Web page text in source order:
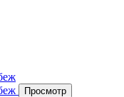
Просмотр